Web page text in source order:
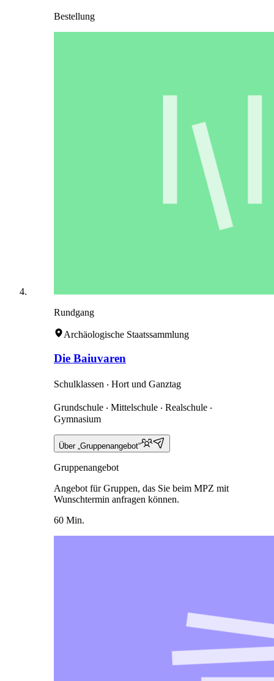
Bestellung
Rundgang
Archäologische Staatssammlung
Die Baiuvaren
Schulklassen ‧ Hort und Ganztag
Grundschule ‧ Mittelschule ‧ Realschule ‧
Gymnasium
Über „Gruppenangebot“
Gruppenangebot
Angebot für Gruppen, das Sie beim MPZ mit
Wunschtermin anfragen können.
60 Min.